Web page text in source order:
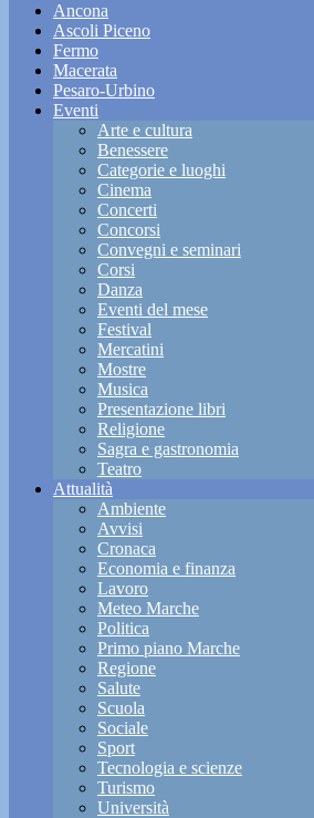
Ancona
Ascoli Piceno
Fermo
Macerata
Pesaro-Urbino
Eventi
Arte e cultura
Benessere
Categorie e luoghi
Cinema
Concerti
Concorsi
Convegni e seminari
Corsi
Danza
Eventi del mese
Festival
Mercatini
Mostre
Musica
Presentazione libri
Religione
Sagra e gastronomia
Teatro
Attualità
Ambiente
Avvisi
Cronaca
Economia e finanza
Lavoro
Meteo Marche
Politica
Primo piano Marche
Regione
Salute
Scuola
Sociale
Sport
Tecnologia e scienze
Turismo
Università